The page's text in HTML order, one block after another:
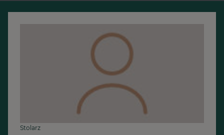
Stolarz